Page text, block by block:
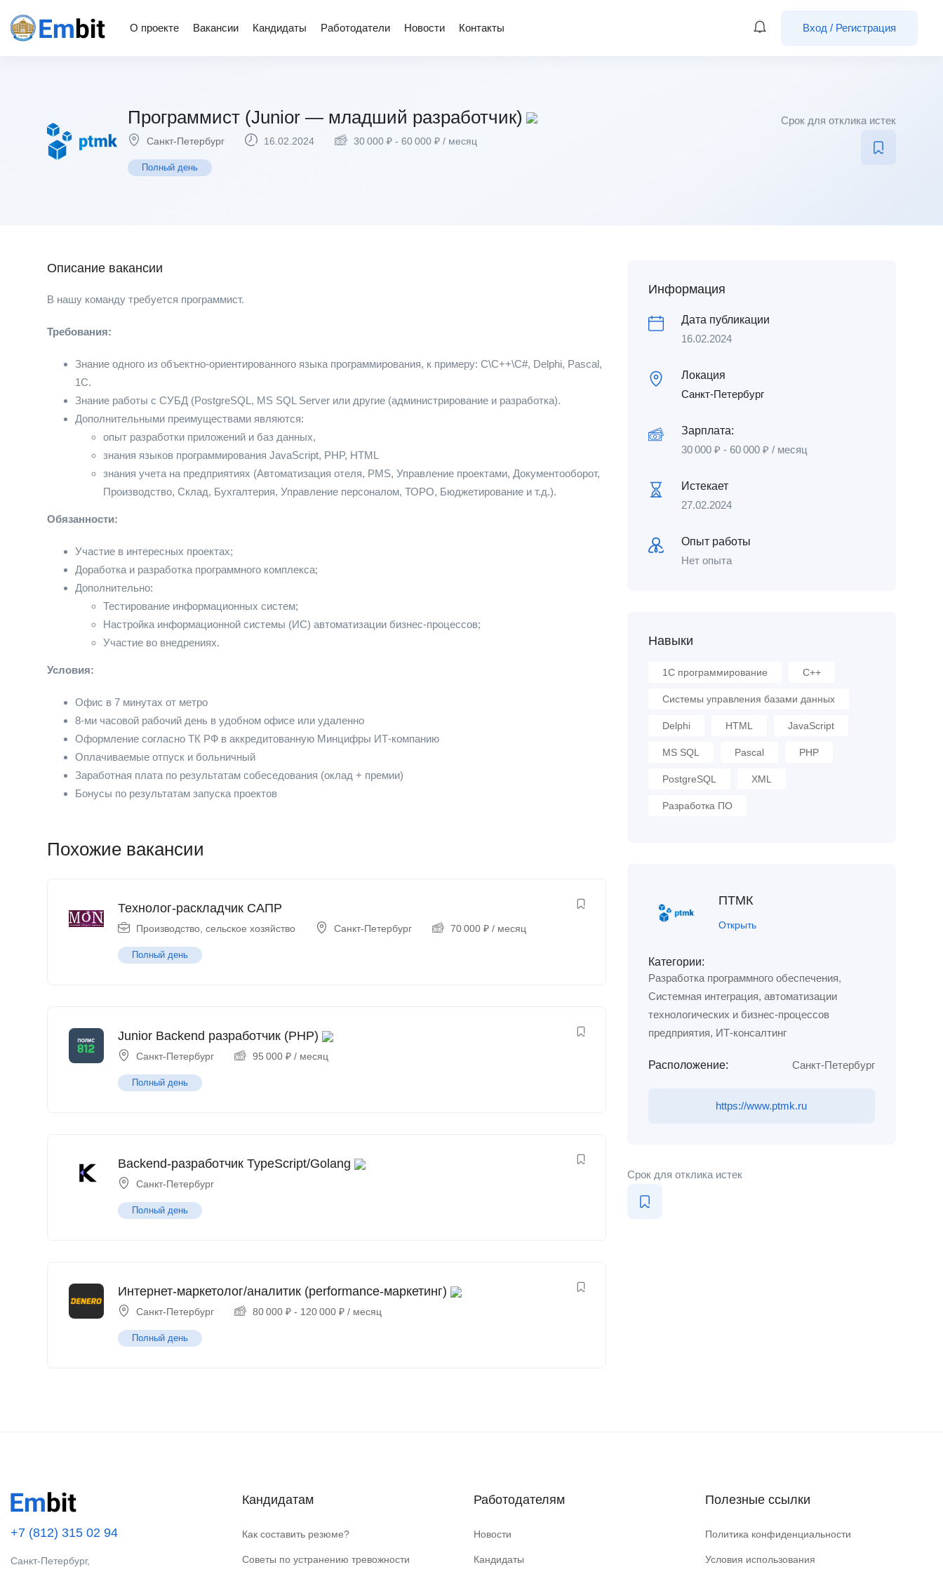
О проекте Вакансии Кандидаты Работодатели Новости Контакты Вход / Регистрация
Программист (Junior — младший разработчик)
Санкт-Петербург 16.02.2024 30 000 ₽ - 60 000 ₽ / месяц
Полный день
Срок для отклика истек
Описание вакансии
В нашу команду требуется программист.
Требования:
Знание одного из объектно-ориентированного языка программирования, к примеру: C\C++\C#, Delphi, Pascal,
1С.
Знание работы с СУБД (PostgreSQL, MS SQL Server или другие (администрирование и разработка).
Дополнительными преимуществами являются:
опыт разработки приложений и баз данных,
знания языков программирования JavaScript, PHP, HTML
знания учета на предприятиях (Автоматизация отеля, PMS, Управление проектами, Документооборот,
Производство, Склад, Бухгалтерия, Управление персоналом, ТОРО, Бюджетирование и т.д.).
Обязанности:
Участие в интересных проектах;
Доработка и разработка программного комплекса;
Дополнительно:
Тестирование информационных систем;
Настройка информационной системы (ИС) автоматизации бизнес-процессов;
Участие во внедрениях.
Условия:
Офис в 7 минутах от метро
8-ми часовой рабочий день в удобном офисе или удаленно
Оформление согласно ТК РФ в аккредитованную Минцифры ИТ-компанию
Оплачиваемые отпуск и больничный
Заработная плата по результатам собеседования (оклад + премии)
Бонусы по результатам запуска проектов
Похожие вакансии
Технолог-раскладчик САПР
Производство, сельское хозяйство Санкт-Петербург 70 000 ₽ / месяц
Полный день
Junior Backend разработчик (PHP)
Санкт-Петербург 95 000 ₽ / месяц
Полный день
Backend-разработчик TypeScript/Golang
Санкт-Петербург
Полный день
Интернет-маркетолог/аналитик (performance-маркетинг)
Санкт-Петербург 80 000 ₽ - 120 000 ₽ / месяц
Полный день
Информация
Дата публикации
16.02.2024
Локация
Санкт-Петербург
Зарплата:
30 000 ₽ - 60 000 ₽ / месяц
Истекает
27.02.2024
Опыт работы
Нет опыта
Навыки
1С программирование C++
Cистемы управления базами данных
Delphi HTML JavaScript
MS SQL Pascal PHP
PostgreSQL XML
Разработка ПО
ПТМК
Открыть
Категории:
Разработка программного обеспечения,
Системная интеграция, автоматизации
технологических и бизнес-процессов
предприятия, ИТ-консалтинг
Расположение: Санкт-Петербург
https://www.ptmk.ru
Срок для отклика истек
+7 (812) 315 02 94
Санкт-Петербург,
Кандидатам
Как составить резюме?
Советы по устранению тревожности
Работодателям
Новости
Кандидаты
Полезные ссылки
Политика конфиденциальности
Условия использования